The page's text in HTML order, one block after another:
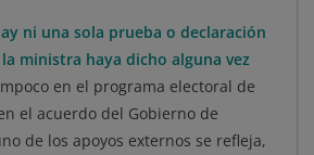
ni una sola prueba o declaración
ministra haya dicho alguna vez
en el programa electoral de
el acuerdo del Gobierno de
de los apoyos externos se refleja,